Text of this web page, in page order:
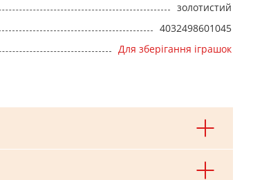
золотистий
4032498601045
Для зберігання іграшок